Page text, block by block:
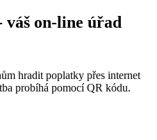
váš on-line úřad
hradit poplatky přes internet
probíhá pomocí QR kódu.